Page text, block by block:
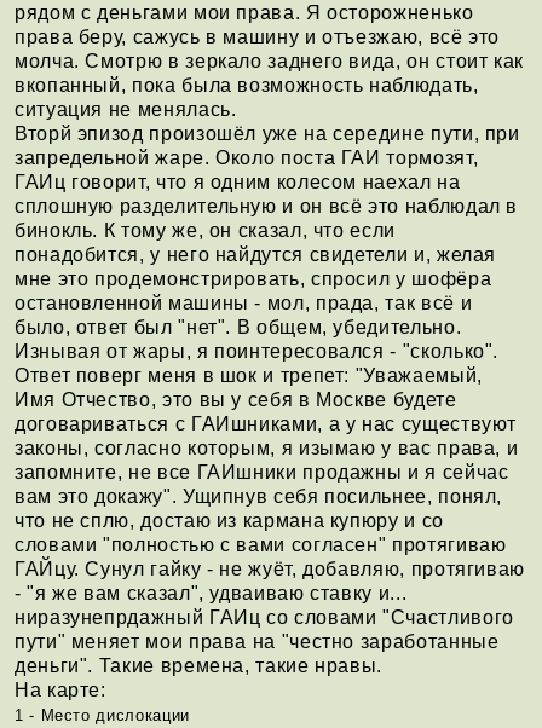
рядом с деньгами мои права. Я осторожненько
права беру, сажусь в машину и отъезжаю, всё это
молча. Смотрю в зеркало заднего вида, он стоит как
вкопанный, пока была возможность наблюдать,
ситуация не менялась.
Вторй эпизод произошёл уже на середине пути, при
запредельной жаре. Около поста ГАИ тормозят,
ГАИц говорит, что я одним колесом наехал на
сплошную разделительную и он всё это наблюдал в
бинокль. К тому же, он сказал, что если
понадобится, у него найдутся свидетели и, желая
мне это продемонстрировать, спросил у шофёра
остановленной машины - мол, прада, так всё и
было, ответ был "нет". В общем, убедительно.
Изнывая от жары, я поинтересовался - "сколько".
Ответ поверг меня в шок и трепет: "Уважаемый,
Имя Отчество, это вы у себя в Москве будете
договариваться с ГАИшниками, а у нас существуют
законы, согласно которым, я изымаю у вас права, и
запомните, не все ГАИшники продажны и я сейчас
вам это докажу". Ущипнув себя посильнее, понял,
что не сплю, достаю из кармана купюру и со
словами "полностью с вами согласен" протягиваю
ГАЙцу. Сунул гайку - не жуёт, добавляю, протягиваю
- "я же вам сказал", удваиваю ставку и...
ниразунепрдажный ГАИц со словами "Счастливого
пути" меняет мои права на "честно заработанные
деньги". Такие времена, такие нравы.
На карте:
1 - Место дислокации